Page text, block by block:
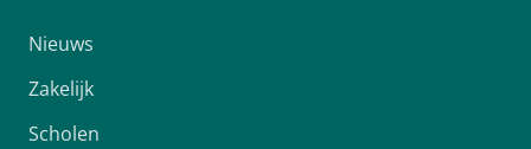
Nieuws
Zakelijk
Scholen